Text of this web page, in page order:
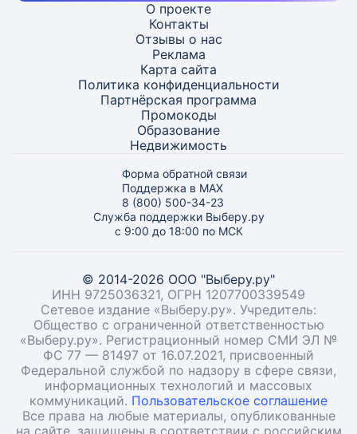
О проекте
Контакты
Отзывы о нас
Реклама
Карта сайта
Политика конфиденциальности
Партнёрская программа
Промокоды
Образование
Недвижимость
Форма обратной связи
Поддержка в MAX
8 (800) 500-34-23
Служба поддержки Выберу.ру
с 9:00 до 18:00 по МСК
© 2014-2026 ООО "Выберу.ру"
ИНН 9725036321, ОГРН 1207700339549
Сетевое издание «Выберу.ру». Учредитель:
Общество с ограниченной ответственностью
«Выберу.ру». Регистрационный номер СМИ ЭЛ №
ФС 77 — 81497 от 16.07.2021, присвоенный
Федеральной службой по надзору в сфере связи,
информационных технологий и массовых
коммуникаций. Пользовательское соглашение
Все права на любые материалы, опубликованные
на сайте, защищены в соответствии с российским